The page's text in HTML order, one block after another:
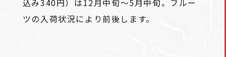
込み340円）は12月中旬～5月中旬。フルー
ツの入荷状況により前後します。